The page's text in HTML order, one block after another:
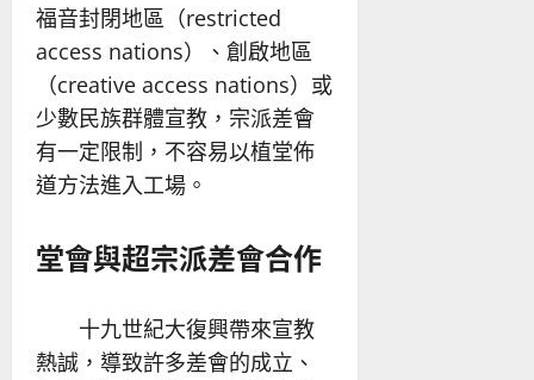
福音封閉地區（restricted
access nations）、創啟地區
（creative access nations）或
少數民族群體宣教，宗派差會
有一定限制，不容易以植堂佈
道方法進入工場。
堂會與超宗派差會合作
十九世紀大復興帶來宣教
熱誠，導致許多差會的成立、